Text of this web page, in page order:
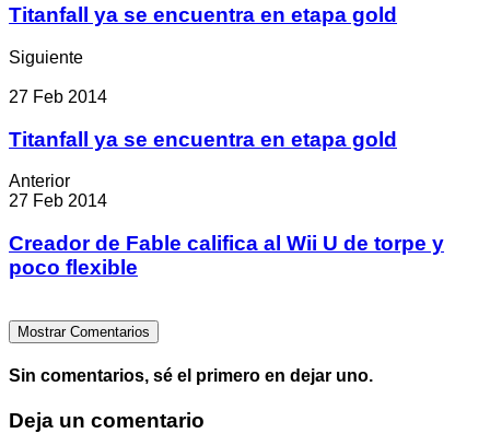
Titanfall ya se encuentra en etapa gold
Siguiente
27 Feb 2014
Titanfall ya se encuentra en etapa gold
Anterior
27 Feb 2014
Creador de Fable califica al Wii U de torpe y
poco flexible
Mostrar Comentarios
Sin comentarios, sé el primero en dejar uno.
Deja un comentario